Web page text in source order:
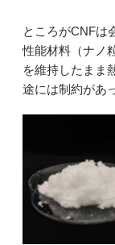
ところがCNFは
性能材料（ナノ
を維持したまま
途には制約があ